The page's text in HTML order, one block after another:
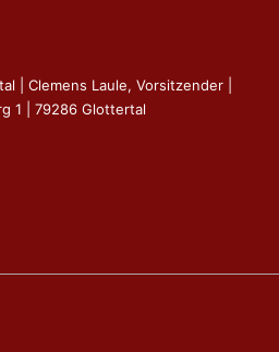
| Clemens Laule, Vorsitzender |
1 | 79286 Glottertal